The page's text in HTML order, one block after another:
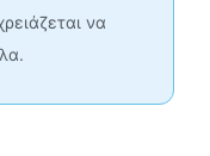
να